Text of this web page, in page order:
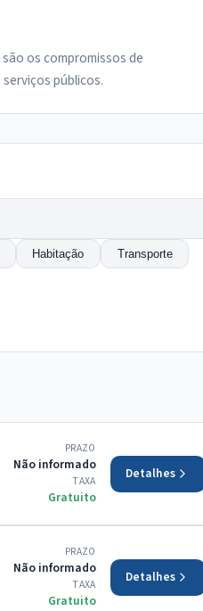
os compromissos de
públicos.
Habitação Transporte
PRAZO
Não informado
TAXA
Gratuito
Detalhes
PRAZO
Não informado
TAXA
Gratuito
Detalhes